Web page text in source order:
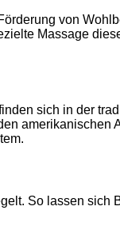
von
Massage
sich in der
So lassen